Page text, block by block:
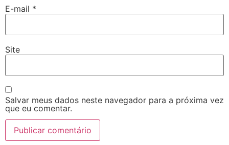
E-mail *
Site
Salvar meus dados neste navegador para a próxima vez
que eu comentar.